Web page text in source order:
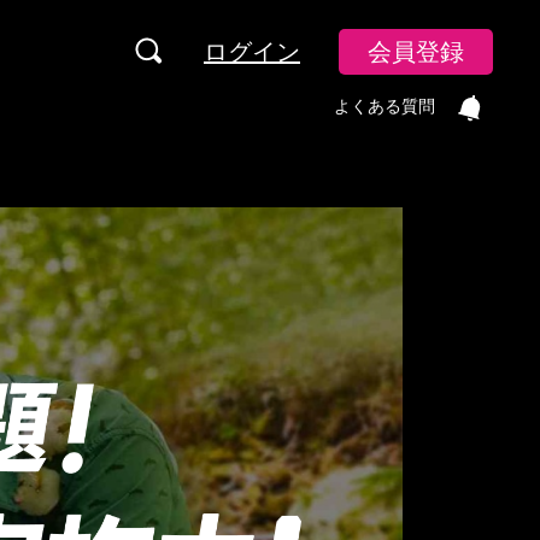
ログイン 会員登録
よくある質問